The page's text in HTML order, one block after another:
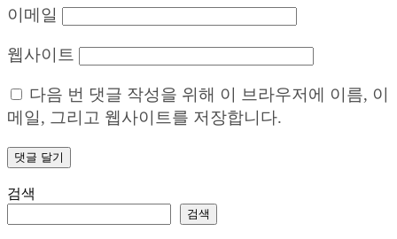
이메일
웹사이트
다음 번 댓글 작성을 위해 이 브라우저에 이름, 이
메일, 그리고 웹사이트를 저장합니다.
검색
검색